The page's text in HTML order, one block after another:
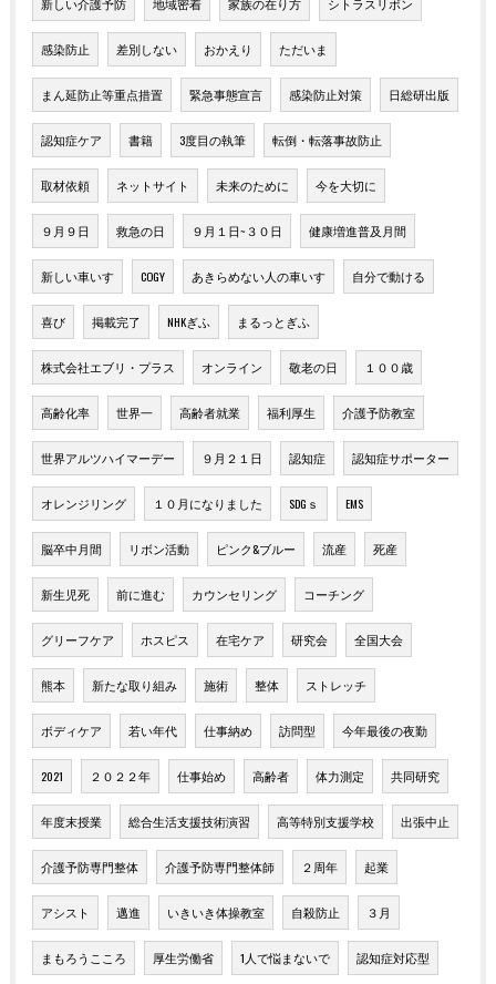
感染防止 差別しない おかえり ただいま
まん延防止等重点措置 緊急事態宣言 感染防止対策 日総研出版
認知症ケア 書籍 3度目の執筆 転倒・転落事故防止
取材依頼 ネットサイト 未来のために 今を大切に
９月９日 救急の日 ９月１日~３０日 健康増進普及月間
新しい車いす COGY あきらめない人の車いす 自分で動ける
喜び 掲載完了 NHKぎふ まるっとぎふ
株式会社エブリ・プラス オンライン 敬老の日 １００歳
高齢化率 世界一 高齢者就業 福利厚生 介護予防教室
世界アルツハイマーデー ９月２１日 認知症 認知症サポーター
オレンジリング １０月になりました SDGｓ EMS
脳卒中月間 リボン活動 ピンク&ブルー 流産 死産
新生児死 前に進む カウンセリング コーチング
グリーフケア ホスピス 在宅ケア 研究会 全国大会
熊本 新たな取り組み 施術 整体 ストレッチ
ボディケア 若い年代 仕事納め 訪問型 今年最後の夜勤
2021 ２０２２年 仕事始め 高齢者 体力測定 共同研究
年度末授業 総合生活支援技術演習 高等特別支援学校 出張中止
介護予防専門整体 介護予防専門整体師 ２周年 起業
アシスト 邁進 いきいき体操教室 自殺防止 ３月
まもろうこころ 厚生労働省 1人で悩まないで 認知症対応型